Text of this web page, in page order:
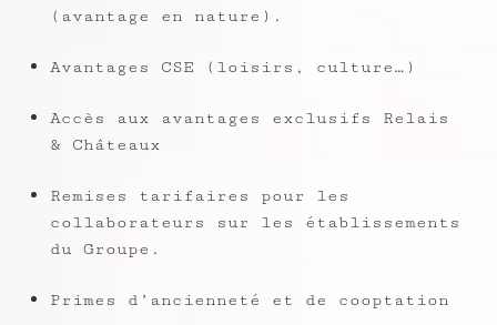
(avantage en nature).
Avantages CSE (loisirs, culture…)
Accès aux avantages exclusifs Relais
& Châteaux
Remises tarifaires pour les
collaborateurs sur les établissements
du Groupe.
Primes d’ancienneté et de cooptation